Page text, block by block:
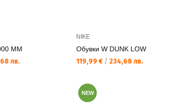
MM
лв.
NIKE
Обувки W DUNK LOW
Текуща цена:
119,99 € / 234,68 лв.
NEW